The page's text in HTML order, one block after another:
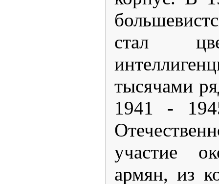
стал
тысячами
1941 -
участие
армян, из